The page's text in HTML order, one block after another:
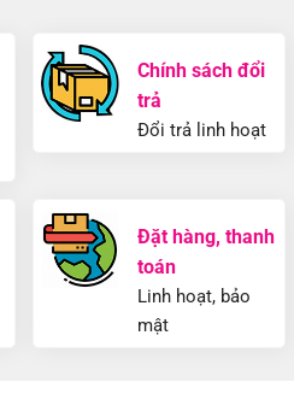
Chính sách đổi
trả
Đổi trả linh hoạt
Đặt hàng, thanh
toán
Linh hoạt, bảo
mật